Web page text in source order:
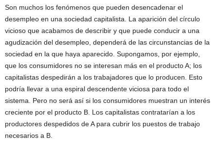
Son muchos los fenómenos que pueden desencadenar el
desempleo en una sociedad capitalista. La aparición del círculo
vicioso que acabamos de describir y que puede conducir a una
agudización del desempleo, dependerá de las circunstancias de la
sociedad en la que haya aparecido. Supongamos, por ejemplo,
que los consumidores no se interesan más en el producto A; los
capitalistas despedirán a los trabajadores que lo producen. Esto
podría llevar a una espiral descendente viciosa para todo el
sistema. Pero no será así si los consumidores muestran un interés
creciente por el producto B. Los capitalistas contratarían a los
productores despedidos de A para cubrir los puestos de trabajo
necesarios a B.